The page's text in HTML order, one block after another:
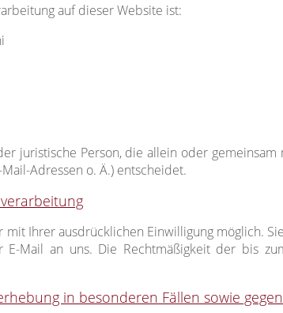
auf dieser Website ist:
juristische Person, die allein oder
Adressen o. Ä.) entscheidet.
mit Ihrer ausdrücklichen Einwilligung möglich.
Mail an uns. Die Rechtmäßigkeit der bis
in besonderen Fällen sowie